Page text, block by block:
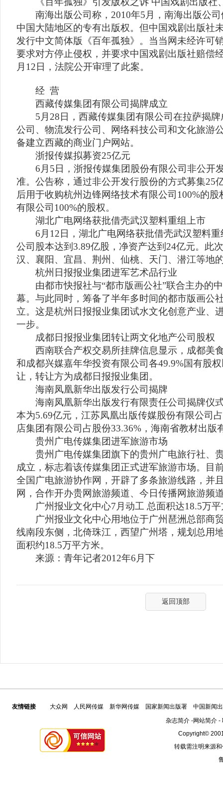
南海出版公司称，2010年5月，南海出版公司
中国大陆地区的专有出版权。但中国戏剧出版社
发行中文简体版《百年孤独》。当当网未经许可
要求对方停止侵权，并要求中国戏剧出版社赔偿
月12日，法院公开审理了此案。
经 营
西藏传媒集团有限公司揭牌成立
5月28日，西藏传媒集团有限公司在拉萨揭牌
公司、物流发行公司、网络科技公司和文化旅游
备建立西藏的商业门户网站。
浙报传媒拟募资25亿元
6月5日，浙报传媒集团股份有限公司非公开
准。公告称，通过非公开发行股份的方式募集25
后用于收购杭州边锋网络技术有限公司100%的
有限公司100%的股权。
湖北广电网络获批借壳武汉塑料重组上市
6月12日，湖北广电网络获批借壳武汉塑料重
公司股本达到3.89亿股，净资产达到24亿元。此
汉、襄阳、宜昌、荆州、仙桃、天门、潜江等地
杭州日报报业集团进军艺术品行业
由都市快报社与“都市版画公社”联合主办的
幕。与此同时，筹备了半年多时间的都市版画公
立。这是杭州日报报业集团试水文化创意产业、
一步。
成都日报报业集团转让两文化地产公司股权
西南联合产权交易所挂牌信息显示，成都美
和成都兴媒嘉年华投资有限公司各49.9%国有股
让，转让方为成都日报报业集团。
海南凤凰新华出版发行公司揭牌
海南凤凰新华出版发行有限责任公司揭牌仪
本为5.69亿元，江苏凤凰出版传媒股份有限公司
店集团有限公司占股份33.36%，海南省教材出版
贵州广电传媒集团进军旅游市场
贵州广电传媒集团旗下的贵州广电旅行社、
成立，标志着该传媒集团正式进军旅游市场。目
全国广电旅游协作网，开辟了多条旅游线路，并
网，合作开办贵网旅游频道、今日传播网旅游频
广州报业文化中心7月动工 总面积达18.5万平
广州报业文化中心用地位于广州琶洲总部商
线南段东侧，北倚珠江，西望广州塔，规划总用
面积约18.5万平方米。
来源：青年记者2012年6月下
返回顶部
友情链接 大众网 人民网传媒 新华网传媒 国家新闻出版署
中国新闻
杂志简介-网站简介-
Copyright©
转载需注明来源